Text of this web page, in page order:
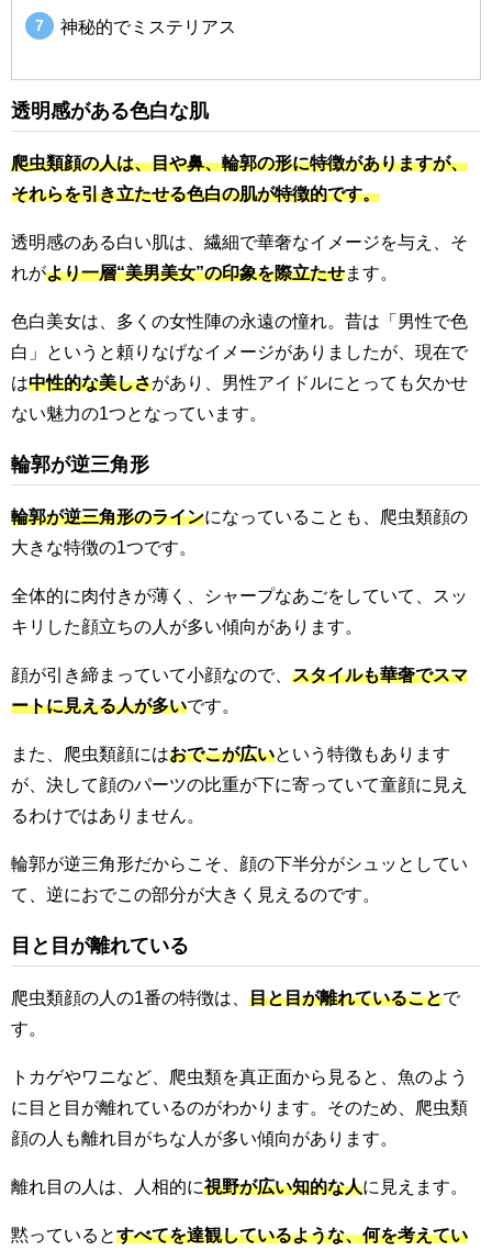
神秘的でミステリアス
透明感がある色白な肌
爬虫類顔の人は、目や鼻、輪郭の形に特徴がありますが、
それらを引き立たせる色白の肌が特徴的です。
透明感のある白い肌は、繊細で華奢なイメージを与え、そ
れがより一層“美男美女”の印象を際立たせます。
色白美女は、多くの女性陣の永遠の憧れ。昔は「男性で色
白」というと頼りなげなイメージがありましたが、現在で
は中性的な美しさがあり、男性アイドルにとっても欠かせ
ない魅力の1つとなっています。
輪郭が逆三角形
輪郭が逆三角形のラインになっていることも、爬虫類顔の
大きな特徴の1つです。
全体的に肉付きが薄く、シャープなあごをしていて、スッ
キリした顔立ちの人が多い傾向があります。
顔が引き締まっていて小顔なので、 スタイルも華奢でスマ
ートに見える人が多いです。
また、爬虫類顔にはおでこが広いという特徴もあります
が、決して顔のパーツの比重が下に寄っていて童顔に見え
るわけではありません。
輪郭が逆三角形だからこそ、顔の下半分がシュッとしてい
て、逆におでこの部分が大きく見えるのです。
目と目が離れている
爬虫類顔の人の1番の特徴は、 目と目が離れていることで
す。
トカゲやワニなど、爬虫類を真正面から見ると、魚のよう
に目と目が離れているのがわかります。そのため、爬虫類
顔の人も離れ目がちな人が多い傾向があります。
離れ目の人は、人相的に視野が広い知的な人に見えます。
黙っているとすべてを達観しているような、何を考えてい